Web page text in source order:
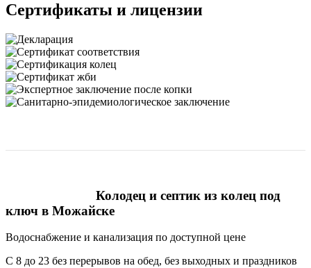
Сертификаты и лицензии
Колодец и септик из колец под
ключ в Можайске
Водоснабжение и канализация по доступной цене
С 8 до 23 без перерывов на обед, без выходных и праздников